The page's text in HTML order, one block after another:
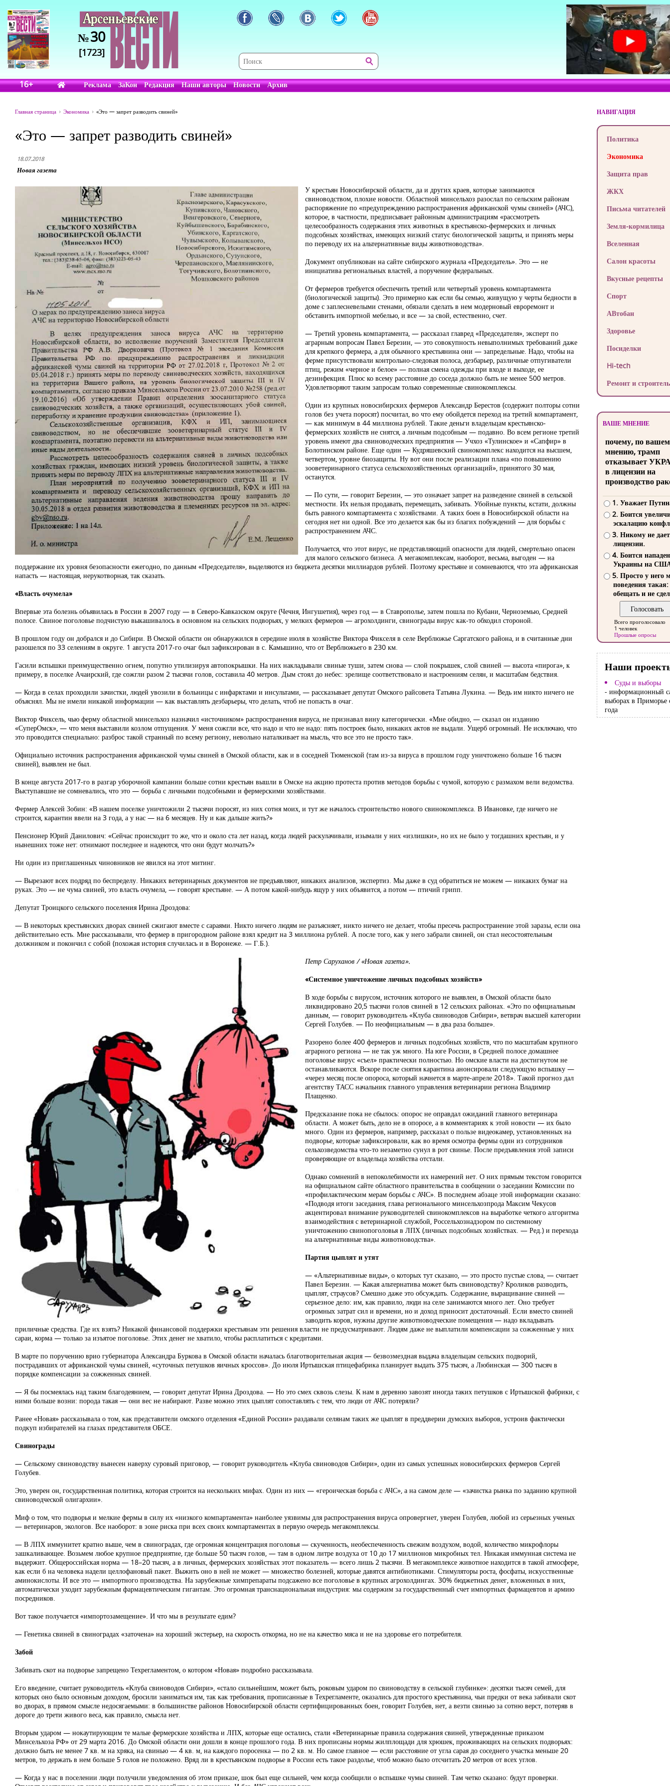
№30
[1723]
16+ Реклама ЗаКон Редакция Наши авторы Новости Архив
Главная страница Экономика «Это — запрет разводить свиней»
«Это — запрет разводить свиней»
18.07.2018
Новая газета
У крестьян Новосибирской области, да и других краев, которые занимаются
свиноводством, плохие новости. Областной минсельхоз разослал по сельским районам
распоряжение по «предупреждению распространения африканской чумы свиней» (АЧС),
которое, в частности, предписывает районным администрациям «рассмотреть
целесообразность содержания этих животных в крестьянско-фермерских и личных
подсобных хозяйствах, имеющих низкий статус биологической защиты, и принять меры
по переводу их на альтернативные виды животноводства».
Документ опубликован на сайте сибирского журнала «Председатель». Это — не
инициатива региональных властей, а поручение федеральных.
От фермеров требуется обеспечить третий или четвертый уровень компартамента
(биологической защиты). Это примерно как если бы семью, живущую у черты бедности в
доме с заплесневелыми стенами, обязали сделать в нем модерновый евроремонт и
обставить импортной мебелью, и все — за свой, естественно, счет.
— Третий уровень компартамента, — рассказал главред «Председателя», эксперт по
аграрным вопросам Павел Березин, — это совокупность невыполнимых требований даже
для крепкого фермера, а для обычного крестьянина они — запредельные. Надо, чтобы на
ферме присутствовали контрольно-следовая полоса, дезбарьер, различные отпугиватели
птиц, режим «черное и белое» — полная смена одежды при входе и выходе, ее
дезинфекция. Плюс ко всему расстояние до соседа должно быть не менее 500 метров.
Удовлетворяют таким запросам только современные свинокомплексы.
Один из крупных новосибирских фермеров Александр Берестов (содержит полторы сотни
голов без учета поросят) посчитал, во что ему обойдется переход на третий компартамент,
— как минимум в 44 миллиона рублей. Такие деньги владельцам крестьянско-
фермерских хозяйств не снятся, а личным подсобным — подавно. Во всем регионе третий
уровень имеют два свиноводческих предприятия — Учхоз «Тулинское» и «Сапфир» в
Болотинском районе. Еще один — Кудряшевский свинокомплекс находится на высшем,
четвертом, уровне биозащиты. Ну вот они после реализации плана «по повышению
зооветеринарного статуса сельскохозяйственных организаций», принятого 30 мая,
останутся.
— По сути, — говорит Березин, — это означает запрет на разведение свиней в сельской
местности. Их нельзя продавать, перемещать, забивать. Убойные пункты, кстати, должны
быть равного компартамента с хозяйствами. А таких боен в Новосибирской области на
сегодня нет ни одной. Все это делается как бы из благих побуждений — для борьбы с
распространением АЧС.
Получается, что этот вирус, не представляющий опасности для людей, смертельно опасен
для малого сельского бизнеса. А мегакомплексам, наоборот, весьма, выгоден — на
поддержание их уровня безопасности ежегодно, по данным «Председателя», выделяются из бюджета десятки миллиардов рублей. Поэтому крестьяне и сомневаются, что эта африканская
напасть — настоящая, нерукотворная, так сказать.
«Власть очумела»
Впервые эта болезнь объявилась в России в 2007 году — в Северо-Кавказском округе (Чечня, Ингушетия), через год — в Ставрополье, затем пошла по Кубани, Черноземью, Средней
полосе. Свиное поголовье подчистую выкашивалось в основном на сельских подворьях, у мелких фермеров — агрохолдинги, свинограды вирус как-то обходил стороной.
В прошлом году он добрался и до Сибири. В Омской области он обнаружился в середине июля в хозяйстве Виктора Фикселя в селе Верблюжье Саргатского района, и в считанные дни
разошелся по 33 селениям в округе. 1 августа 2017-го очаг был зафиксирован в с. Камышино, что от Верблюжьего в 230 км.
Гасили вспышки преимущественно огнем, попутно утилизируя автопокрышки. На них накладывали свиные туши, затем снова — слой покрышек, слой свиней — высота «пирога», к
примеру, в поселке Ачаирский, где сожгли разом 2 тысячи голов, составила 40 метров. Дым стоял до небес: зрелище соответствовало и настроениям селян, и масштабам бедствия.
— Когда в селах проходили зачистки, людей увозили в больницы с инфарктами и инсультами, — рассказывает депутат Омского райсовета Татьяна Лукина. — Ведь им никто ничего не
объяснял. Мы не имели никакой информации — как выставлять дезбарьеры, что делать, чтоб не попасть в очаг.
Виктор Фиксель, чью ферму областной минсельхоз назначил «источником» распространения вируса, не признавал вину категорически. «Мне обидно, — сказал он изданию
«СуперОмск», — что меня выставили козлом отпущения. У меня сожгли все, что надо и что не надо: пять построек было, никаких актов не выдали. Ущерб огромный. Не исключаю, что
это проводится специально: разброс такой странный по всему региону, невольно наталкивает на мысль, что все это не просто так».
Официально источник распространения африканской чумы свиней в Омской области, как и в соседней Тюменской (там из-за вируса в прошлом году уничтожено больше 16 тысяч
свиней), выявлен не был.
В конце августа 2017-го в разгар уборочной кампании больше сотни крестьян вышли в Омске на акцию протеста против методов борьбы с чумой, которую с размахом вели ведомства.
Выступавшие не сомневались, что это — борьба с личными подсобными и фермерскими хозяйствами.
Фермер Алексей Зобин: «В нашем поселке уничтожили 2 тысячи поросят, из них сотня моих, и тут же началось строительство нового свинокомплекса. В Ивановке, где ничего не
строится, карантин ввели на 3 года, а у нас — на 6 месяцев. Ну и как дальше жить?»
Пенсионер Юрий Данилович: «Сейчас происходит то же, что и около ста лет назад, когда людей раскулачивали, изымали у них «излишки», но их не было у тогдашних крестьян, и у
нынешних тоже нет: отнимают последнее и надеются, что они будут молчать?»
Ни один из приглашенных чиновников не явился на этот митинг.
— Вырезают всех подряд по беспределу. Никаких ветеринарных документов не предъявляют, никаких анализов, экспертиз. Мы даже в суд обратиться не можем — никаких бумаг на
руках. Это — не чума свиней, это власть очумела, — говорят крестьяне. — А потом какой-нибудь ящур у них объявится, а потом — птичий грипп.
Депутат Троицкого сельского поселения Ирина Дроздова:
— В некоторых крестьянских дворах свиней сжигают вместе с сараями. Никто ничего людям не разъясняет, никто ничего не делает, чтобы пресечь распространение этой заразы, если она
действительно есть. Мне рассказывали, что фермер в пригородном районе взял кредит на 3 миллиона рублей. А после того, как у него забрали свиней, он стал несостоятельным
должником и покончил с собой (похожая история случилась и в Воронеже. — Г.Б.).
Петр Саруханов / «Новая газета».
«Системное уничтожение личных подсобных хозяйств»
В ходе борьбы с вирусом, источник которого не выявлен, в Омской области было
ликвидировано 20,5 тысячи голов свиней в 12 сельских районах. «Это по официальным
данным, — говорит руководитель «Клуба свиноводов Сибири», ветврач высшей категории
Сергей Голубев. — По неофициальным — в два раза больше».
Разорено более 400 фермеров и личных подсобных хозяйств, что по масштабам крупного
аграрного региона — не так уж много. На юге России, в Средней полосе домашнее
поголовье вирус «съел» практически полностью. Но омские власти на достигнутом не
останавливаются. Вскоре после снятия карантина анонсировали следующую вспышку —
«через месяц после опороса, который начнется в марте-апреле 2018». Такой прогноз дал
агентству ТАСС начальник главного управления ветеринарии региона Владимир
Плащенко.
Предсказание пока не сбылось: опорос не оправдал ожиданий главного ветеринара
области. А может быть, дело не в опоросе, а в комментариях к этой новости — их было
много. Один из фермеров, например, рассказал о пользе видеокамер, установленных на
подворье, которые зафиксировали, как во время осмотра фермы один из сотрудников
сельхозведомства что-то незаметно сунул в рот свинье. После предъявления этой записи
проверяющие от владельца хозяйства отстали.
Однако сомнений в непоколебимости их намерений нет. О них прямым текстом говорится
на официальном сайте областного правительства в сообщении о заседании Комиссии по
«профилактическим мерам борьбы с АЧС». В последнем абзаце этой информации сказано:
«Подводя итоги заседания, глава регионального минсельхозпрода Максим Чекусов
акцентировал внимание руководителей свинокомплексов на выработке четкого алгоритма
взаимодействия с ветеринарной службой, Россельхознадзором по системному
уничтожению свинопоголовья в ЛПХ (личных подсобных хозяйствах. — Ред.) и перехода
на альтернативные виды животноводства».
Партия цыплят и утят
— «Альтернативные виды», о которых тут сказано, — это просто пустые слова, — считает
Павел Березин. — Какая альтернатива может быть свиноводству? Кроликов разводить,
цыплят, страусов? Смешно даже это обсуждать. Содержание, выращивание свиней —
серьезное дело: им, как правило, люди на селе занимаются много лет. Оно требует
огромных затрат сил и времени, но и доход приносит достаточный. Если вместо свиней
заводить коров, нужны другие животноводческие помещения — надо вкладывать
приличные средства. Где их взять? Никакой финансовой поддержки крестьянам эти решения власти не предусматривают. Людям даже не выплатили компенсации за сожженные у них
сараи, корма — только за изъятое поголовье. Этих денег не хватило, чтобы расплатиться с кредитами.
В марте по поручению врио губернатора Александра Буркова в Омской области началась благотворительная акция — безвозмездная выдача владельцам сельских подворий,
пострадавших от африканской чумы свиней, «суточных петушков яичных кроссов». До июля Иртышская птицефабрика планирует выдать 375 тысяч, а Любинская — 300 тысяч в
порядке компенсации за сожженных свиней.
— Я бы посмеялась над таким благодеянием, — говорит депутат Ирина Дроздова. — Но это смех сквозь слезы. К нам в деревню завозят иногда таких петушков с Иртышской фабрики, с
ними больше возни: порода такая — они вес не набирают. Разве можно этих цыплят сопоставлять с тем, что люди от АЧС потеряли?
Ранее «Новая» рассказывала о том, как представители омского отделения «Единой России» раздавали селянам таких же цыплят в преддверии думских выборов, устроив фактически
подкуп избирателей на глазах представителя ОБСЕ.
Свинограды
— Сельскому свиноводству вынесен наверху суровый приговор, — говорит руководитель «Клуба свиноводов Сибири», один из самых успешных новосибирских фермеров Сергей
Голубев.
Это, уверен он, государственная политика, которая строится на нескольких мифах. Один из них — «героическая борьба с АЧС», а на самом деле — «зачистка рынка по заданию крупной
свиноводческой олигархии».
Миф о том, что подворья и мелкие фермы в силу их «низкого компартамента» наиболее уязвимы для распространения вируса опровергнет, уверен Голубев, любой из серьезных ученых
— ветеринаров, экологов. Все наоборот: в зоне риска при всех своих компартаментах в первую очередь мегакомплексы.
— В ЛПХ иммунитет кратно выше, чем в свиноградах, где огромная концентрация поголовья — скученность, необеспеченность свежим воздухом, водой, количество микрофлоры
зашкаливающее. Возьмем любое крупное предприятие, где больше 50 тысяч голов, — там в одном литре воздуха от 10 до 17 миллионов микробных тел. Никакая иммунная система не
выдержит. Общероссийская норма — 18–20 тысяч, а в личных, фермерских хозяйствах этот показатель — всего лишь 2 тысячи. В мегакомплексе животное находится в такой атмосфере,
как если б на человека надели целлофановый пакет. Выжить оно в ней не может — множество болезней, которые давятся антибиотиками. Стимуляторы роста, фосфаты, искусственные
аминокислоты. И все это — импортного производства. На зарубежные химпрепараты подсажено все поголовье в крупных агрохолдингах. 30% бюджетных денег, вложенных в них,
автоматически уходит зарубежным фармацевтическим гигантам. Это огромная транснациональная индустрия: мы содержим за государственный счет импортных фармацевтов и армию
посредников.
Вот такое получается «импортозамещение». И что мы в результате едим?
— Генетика свиней в свиноградах «заточена» на хороший экстерьер, на скорость откорма, но не на качество мяса и не на здоровье его потребителя.
Забой
Забивать скот на подворье запрещено Техрегламентом, о котором «Новая» подробно рассказывала.
Его введение, считает руководитель «Клуба свиноводов Сибири», «стало сильнейшим, может быть, роковым ударом по свиноводству в сельской глубинке»: десятки тысяч семей, для
которых оно было основным доходом, бросили заниматься им, так как требования, прописанные в Техрегламенте, оказались для простого крестьянина, чьи предки от века забивали скот
во дворах, в прямом смысле недосягаемыми: в большинстве районов Новосибирской области сертифицированных боен, говорит Голубев, нет, а везти свинью за сотню верст, потеряв в
дороге до трети живого веса, как правило, смысла нет.
Вторым ударом — нокаутирующим те малые фермерские хозяйства и ЛПХ, которые еще остались, стали «Ветеринарные правила содержания свиней, утвержденные приказом
Минсельхоза РФ» от 29 марта 2016. До Омской области они дошли в конце прошлого года. В них прописаны нормы жилплощади для хрюшек, проживающих на сельских подворьях:
должно быть не менее 7 кв. м на хряка, на свинью — 4 кв. м, на каждого поросенка — по 2 кв. м. Но самое главное — если расстояние от угла сарая до соседнего участка меньше 20
метров, то держать в нем больше 5 голов не положено. Вряд ли в крестьянском подворье в России есть такое раздолье, чтоб можно было отсчитать 20 метров от всех углов.
— Когда у нас в поселении люди получили уведомления об этом приказе, шок был еще сильней, чем когда сообщили о вспышке чумы свиней. Там четко сказано: будут проверки.
НАВИГАЦИЯ
Политика
Экономика
Защита прав
ЖКХ
Письма читателей
Земля-кормилица
Вселенная
Салон красоты
Вкусные рецепты
Спорт
АВтобан
Здоровье
Посиделки
Hi-tech
Ремонт и
ВАШЕ МНЕНИЕ
почему, по
мнению, трамп
отказывает
в лицензии на
производство
1. Уважает
2. Боится
эскалацию
3. Никому не
лицензии.
4. Боится
Украины на
5. Просто у него
поведения такая:
обещать и не
Всего проголосовало
1 человек
Прошлые опросы
Наши
Суды и выборы
- информационный
выборах в Приморье
года